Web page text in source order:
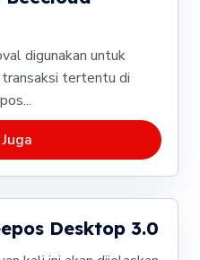
digunakan untuk
tertentu di
Desktop 3.0